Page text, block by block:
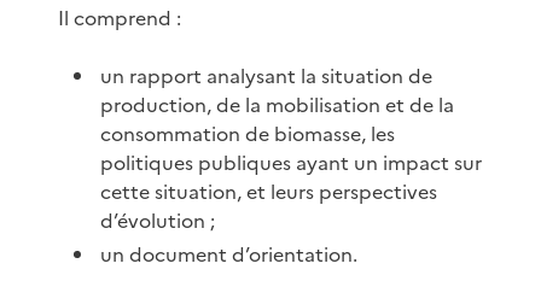
Il comprend :
un rapport analysant la situation de
production, de la mobilisation et de la
consommation de biomasse, les
politiques publiques ayant un impact sur
cette situation, et leurs perspectives
d’évolution ;
un document d’orientation.